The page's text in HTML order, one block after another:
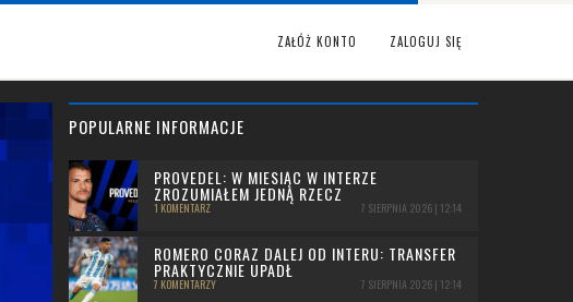
ZAŁÓŻ KONTO ZALOGUJ SIĘ
POPULARNE INFORMACJE
PROVEDEL: W MIESIĄC W INTERZE
ZROZUMIAŁEM JEDNĄ RZECZ
1 KOMENTARZ 7 SIERPNIA 2026 | 12:14
ROMERO CORAZ DALEJ OD INTERU: TRANSFER
PRAKTYCZNIE UPADŁ
7 KOMENTARZY 7 SIERPNIA 2026 | 12:14